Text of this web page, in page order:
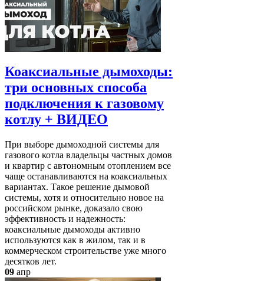
Коаксиальные дымоходы:
три основных способа
подключения к газовому
котлу + ВИДЕО
При выборе дымоходной системы для
газового котла владельцы частных домов
и квартир с автономным отоплением все
чаще останавливаются на коаксиальных
вариантах. Такое решение дымовой
системы, хотя и относительно новое на
российском рынке, доказало свою
эффективность и надежность:
коаксиальные дымоходы активно
используются как в жилом, так и в
коммерческом строительстве уже много
десятков лет.
09 апр